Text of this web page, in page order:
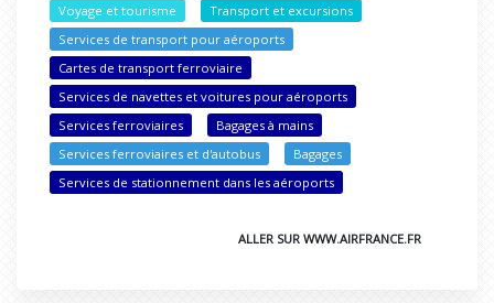
Voyage et tourisme
Transport et excursions
Services de transport pour aéroports
Cartes de transport ferroviaire
Services de navettes et voitures pour aéroports
Services ferroviaires
Bagages à mains
Services ferroviaires et d'autobus
Bagages
Services de stationnement dans les aéroports
ALLER SUR WWW.AIRFRANCE.FR